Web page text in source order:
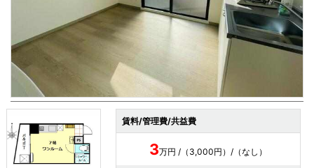
賃料/管理費/共益費
3万円 /（3,000円）/（なし）